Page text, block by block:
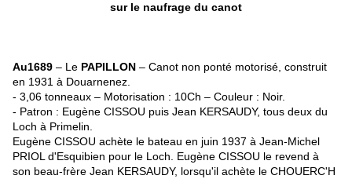
sur le naufrage du canot
Au1689 – Le PAPILLON – Canot non ponté motorisé, construit
en 1931 à Douarnenez.
- 3,06 tonneaux – Motorisation : 10Ch – Couleur : Noir.
- Patron : Eugène CISSOU puis Jean KERSAUDY, tous deux du
Loch à Primelin.
Eugène CISSOU achète le bateau en juin 1937 à Jean-Michel
PRIOL d'Esquibien pour le Loch. Eugène CISSOU le revend à
son beau-frère Jean KERSAUDY, lorsqu'il achète le CHOUERC'H